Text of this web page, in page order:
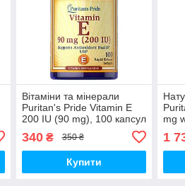
Вітаміни та мінерали
Puritan's Pride Vitamin E
200 IU (90 mg), 100 капсул
340₴ 350 ₴
Купити
mg
1